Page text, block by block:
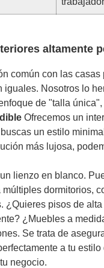
altamente
común con las casas
iguales. Nosotros lo
de "talla
Ofrecemos un
un estilo
más lujosa,
lienzo en blanco.
dormitorios,
¿Quieres pisos de
¿Muebles a
Se trata de
a tu
negocio.